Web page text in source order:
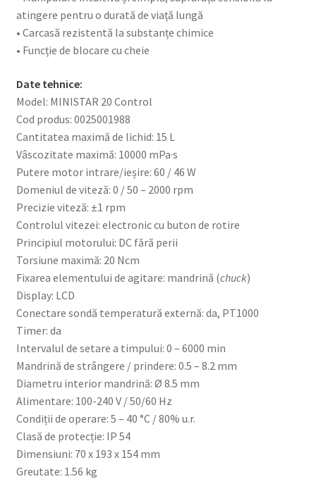
atingere pentru o durată de viață lungă
• Carcasă rezistentă la substanțe chimice
• Funcție de blocare cu cheie
Date tehnice:
Model: MINISTAR 20 Control
Cod produs: 0025001988
Cantitatea maximă de lichid: 15 L
Vâscozitate maximă: 10000 mPa·s
Putere motor intrare/ieșire: 60 / 46 W
Domeniul de viteză: 0 / 50 – 2000 rpm
Precizie viteză: ±1 rpm
Controlul vitezei: electronic cu buton de rotire
Principiul motorului: DC fără perii
Torsiune maximă: 20 Ncm
Fixarea elementului de agitare: mandrină (chuck)
Display: LCD
Conectare sondă temperatură externă: da, PT1000
Timer: da
Intervalul de setare a timpului: 0 – 6000 min
Mandrină de strângere / prindere: 0.5 – 8.2 mm
Diametru interior mandrină: Ø 8.5 mm
Alimentare: 100-240 V / 50/60 Hz
Condiții de operare: 5 – 40 °C / 80% u.r.
Clasă de protecție: IP 54
Dimensiuni: 70 x 193 x 154 mm
Greutate: 1.56 kg